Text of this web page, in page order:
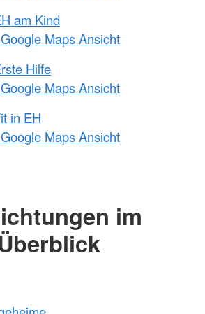
am Kind
Maps Ansicht
Hilfe
Maps Ansicht
in EH
Maps Ansicht
im